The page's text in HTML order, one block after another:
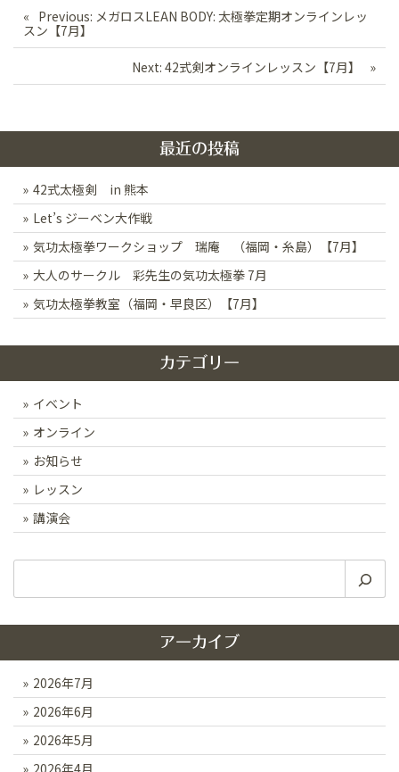
投
稿
ョ
ン
Previous: メガロスLEAN BODY: 太極拳定期オンラインレッ
スン【7月】
Next: 42式剣オンラインレッスン【7月】
最近の投稿
42式太極剣 in 熊本
Let’s ジーベン大作戦
気功太極拳ワークショップ 瑞庵 （福岡・糸島）【7月】
大人のサークル 彩先生の気功太極拳 7月
気功太極拳教室（福岡・早良区）【7月】
カテゴリー
イベント
オンライン
お知らせ
レッスン
講演会
検
アーカイブ
2026年7月
2026年6月
2026年5月
2026年4月